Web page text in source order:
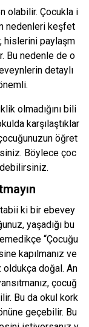
olabilir. Çocukla i
nedenleri keşfet
hislerini paylaşm
Bu nedenle de o
detaylı
olmadığını bili
karşılaştıklar
öğret
Böylece çoc
ki bir ebevey
yaşadığı bu
“Çocuğu
kapılmanız ve
oldukça doğal. An
çocuğ
Bu da okul kork
geçebilir. Bu